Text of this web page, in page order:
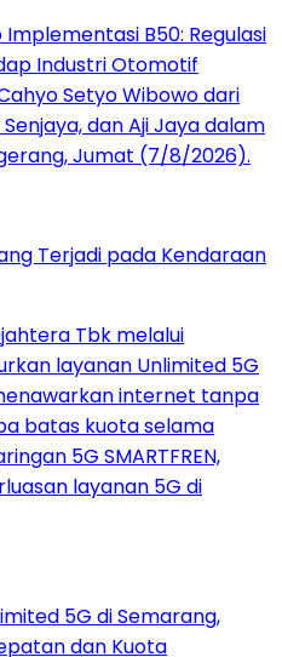
Terjadi pada Kendaraan
5G di Semarang,
dan Kuota